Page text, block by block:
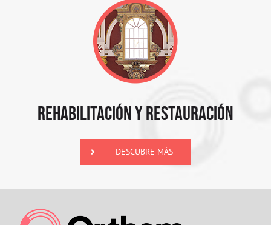
REHABILITACIÓN Y RESTAURACIÓN
DESCUBRE MÁS